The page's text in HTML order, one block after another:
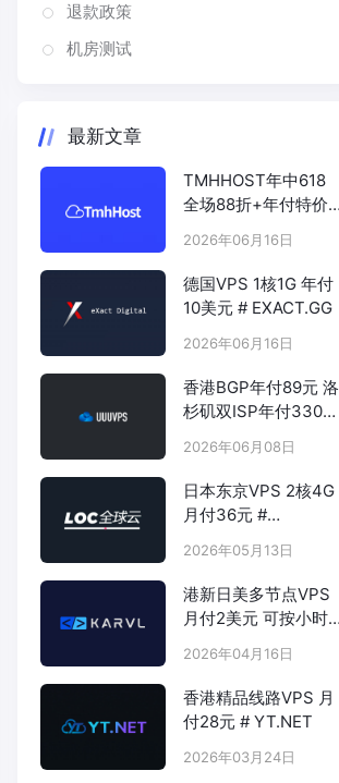
退款政策
机房测试
最新文章
TMHHOST年中618
全场88折+年付特价
2026年06月16日
德国VPS 1核1G 年付
10美元 # EXACT.GG
2026年06月16日
香港BGP年付89元 洛
杉矶双ISP年付330元
2026年06月08日
日本东京VPS 2核4G
月付36元 #
2026年05月13日
港新日美多节点VPS
月付2美元 可按小时
2026年04月16日
香港精品线路VPS 月
付28元 # YT.NET
2026年03月24日